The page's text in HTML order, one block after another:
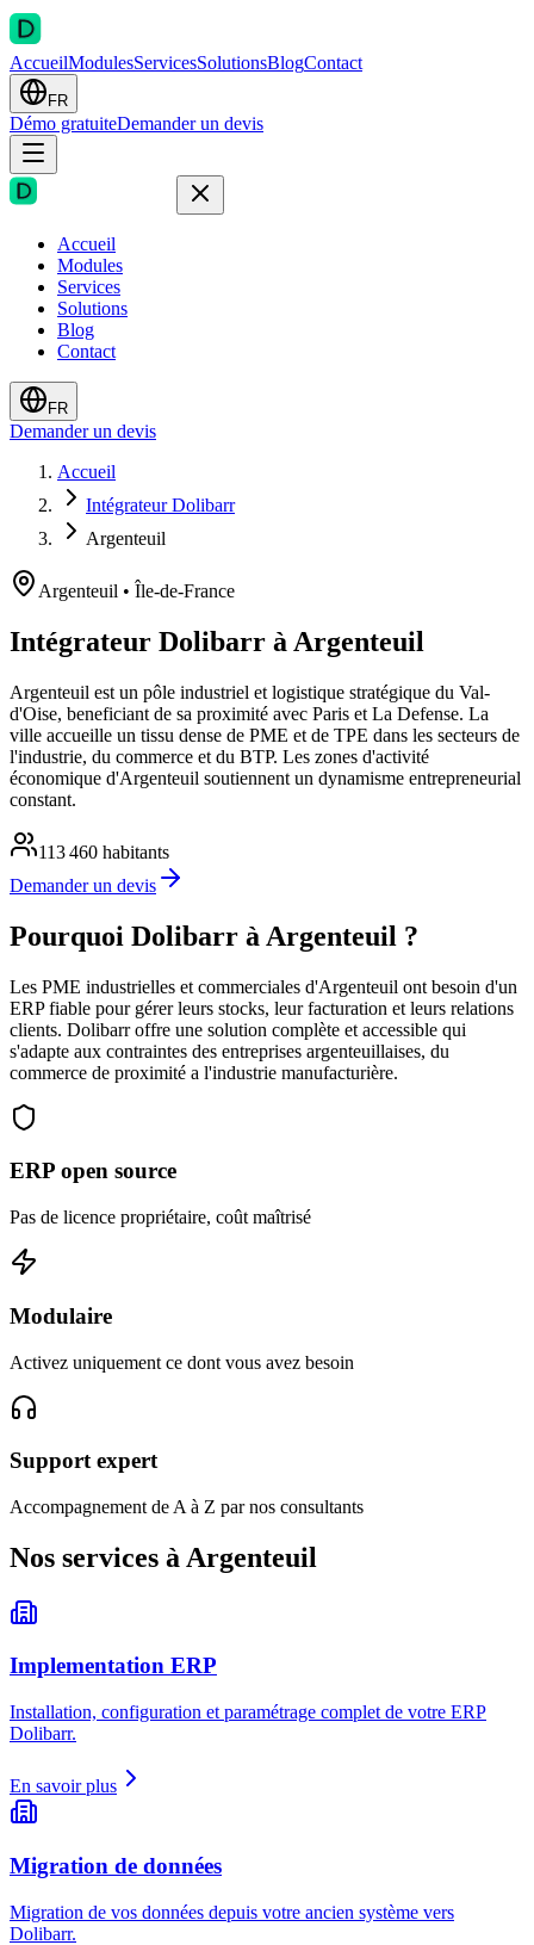
AccueilModulesServicesSolutionsBlogContact
FR
Démo gratuiteDemander un devis
Accueil
Modules
Services
Solutions
Blog
Contact
FR
Demander un devis
Accueil
Intégrateur Dolibarr
Argenteuil
Argenteuil • Île-de-France
Intégrateur Dolibarr à Argenteuil
Argenteuil est un pôle industriel et logistique stratégique du Val-
d'Oise, beneficiant de sa proximité avec Paris et La Defense. La
ville accueille un tissu dense de PME et de TPE dans les secteurs de
l'industrie, du commerce et du BTP. Les zones d'activité
économique d'Argenteuil soutiennent un dynamisme entrepreneurial
constant.
113 460 habitants
Demander un devis
Pourquoi Dolibarr à Argenteuil ?
Les PME industrielles et commerciales d'Argenteuil ont besoin d'un
ERP fiable pour gérer leurs stocks, leur facturation et leurs relations
clients. Dolibarr offre une solution complète et accessible qui
s'adapte aux contraintes des entreprises argenteuillaises, du
commerce de proximité a l'industrie manufacturière.
ERP open source
Pas de licence propriétaire, coût maîtrisé
Modulaire
Activez uniquement ce dont vous avez besoin
Support expert
Accompagnement de A à Z par nos consultants
Nos services à Argenteuil
Implementation ERP
Installation, configuration et paramétrage complet de votre ERP
Dolibarr.
En savoir plus
Migration de données
Migration de vos données depuis votre ancien système vers
Dolibarr.